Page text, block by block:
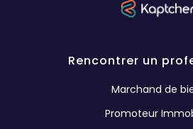
Rencontrer un
Marchand de
Promoteur